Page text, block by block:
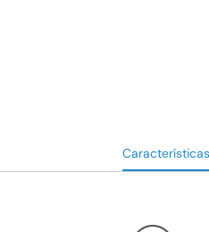
Características